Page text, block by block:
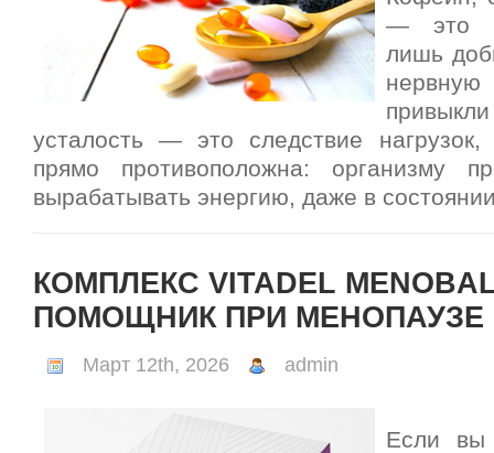
— это
лишь
усталость — это следствие
прямо противоположна: организму
вырабатывать энергию, даже в
КОМПЛЕКС VITADEL
ПОМОЩНИК ПРИ МЕНОПАУЗЕ
Март 12th, 2026 admin
Если вы